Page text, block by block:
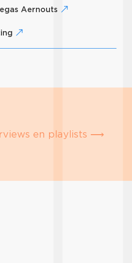
Aernouts
en playlists ⟶